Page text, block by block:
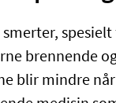
smerter,
brennende
blir mindre